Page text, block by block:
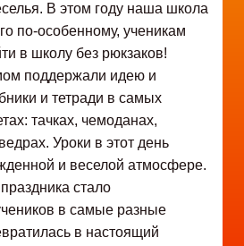
В этом году наша школа
по-особенному, ученикам
в школу без рюкзаков!
поддержали идею и
и тетради в самых
тачках, чемоданах,
Уроки в этот день
и веселой атмосфере.
стало
в самые разные
в настоящий